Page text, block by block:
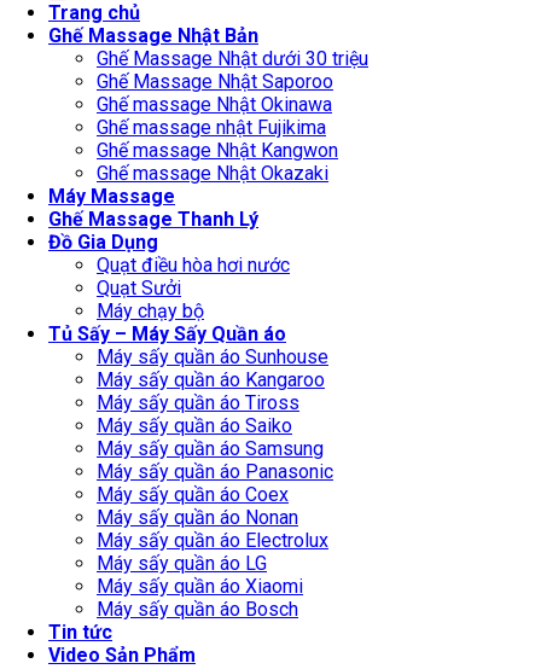
Trang chủ
Ghế Massage Nhật Bản
Ghế Massage Nhật dưới 30 triệu
Ghế Massage Nhật Saporoo
Ghế massage Nhật Okinawa
Ghế massage nhật Fujikima
Ghế massage Nhật Kangwon
Ghế massage Nhật Okazaki
Máy Massage
Ghế Massage Thanh Lý
Đồ Gia Dụng
Quạt điều hòa hơi nước
Quạt Sưởi
Máy chạy bộ
Tủ Sấy – Máy Sấy Quần áo
Máy sấy quần áo Sunhouse
Máy sấy quần áo Kangaroo
Máy sấy quần áo Tiross
Máy sấy quần áo Saiko
Máy sấy quần áo Samsung
Máy sấy quần áo Panasonic
Máy sấy quần áo Coex
Máy sấy quần áo Nonan
Máy sấy quần áo Electrolux
Máy sấy quần áo LG
Máy sấy quần áo Xiaomi
Máy sấy quần áo Bosch
Tin tức
Video Sản Phẩm